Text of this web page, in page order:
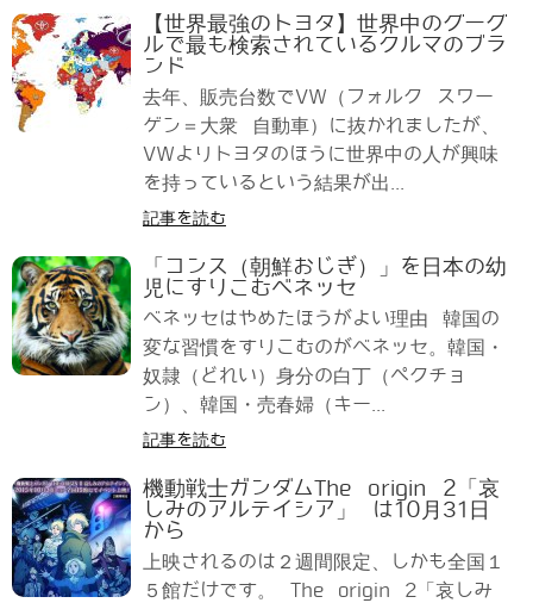
【世界最強のトヨタ】世界中のグーグ
ルで最も検索されているクルマのブラ
ンド
去年、販売台数でVW（フォルク スワー
ゲン＝大衆 自動車）に抜かれましたが、
VWよりトヨタのほうに世界中の人が興味
を持っているという結果が出...
記事を読む
「コンス（朝鮮おじぎ）」を日本の幼
児にすりこむベネッセ
ベネッセはやめたほうがよい理由 韓国の
変な習慣をすりこむのがベネッセ。韓国・
奴隷（どれい）身分の白丁（ペクチョ
ン）、韓国・売春婦（キー...
記事を読む
機動戦士ガンダムThe origin 2「哀
しみのアルテイシア」 は10月31日
から
上映されるのは２週間限定、しかも全国１
５館だけです。 The origin 2「哀しみ